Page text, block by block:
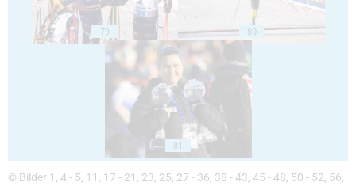
79 80
81
© Bilder 1, 4 - 5, 11, 17 - 21, 23, 25, 27 - 36, 38 - 43, 45 - 48, 50 - 52, 56,